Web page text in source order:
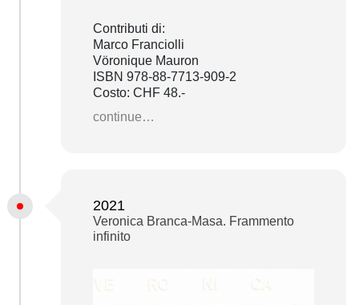
Contributi di:
Marco Franciolli
Vöronique Mauron
ISBN 978-88-7713-909-2
Costo: CHF 48.-
continue…
2021
Veronica Branca-Masa. Frammento
infinito